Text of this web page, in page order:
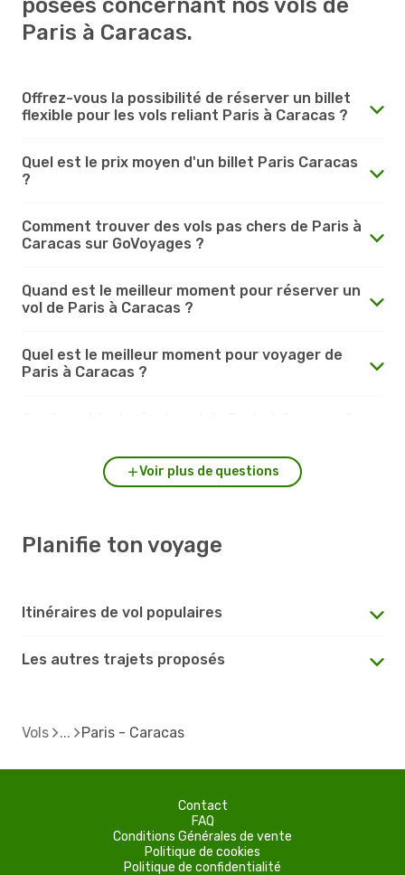
posées concernant nos vols de
Paris à Caracas.
Offrez-vous la possibilité de réserver un billet
flexible pour les vols reliant Paris à Caracas ?
Quel est le prix moyen d'un billet Paris Caracas
?
Comment trouver des vols pas chers de Paris à
Caracas sur GoVoyages ?
Quand est le meilleur moment pour réserver un
vol de Paris à Caracas ?
Quel est le meilleur moment pour voyager de
Paris à Caracas ?
Voir plus de questions
Planifie ton voyage
Itinéraires de vol populaires
Les autres trajets proposés
Vols Paris - Caracas
Contact
FAQ
Conditions Générales de vente
Politique de cookies
Politique de confidentialité